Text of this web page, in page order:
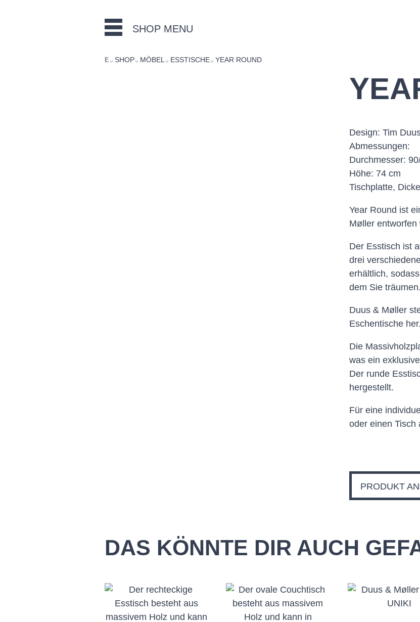
SHOP MENU
SHOP MÖBEL ESSTISCHE YEAR ROUND
Design: Tim
Abmessungen:
Durchmesser:
Höhe: 74 cm
Tischplatte,
Year Round ist
Møller entworfen
Der Esstisch ist
drei
erhältlich,
dem Sie träumen.
Duus & Møller
Eschentische her.
Die
was ein
Der runde
hergestellt.
Für eine
oder einen Tisch
PRODUKT
DAS KÖNNTE DIR AUCH